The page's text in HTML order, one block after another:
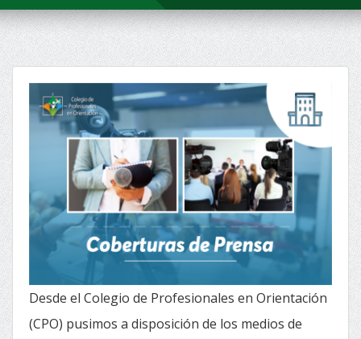
Desde el Colegio de Profesionales en Orientación
(CPO) pusimos a disposición de los medios de